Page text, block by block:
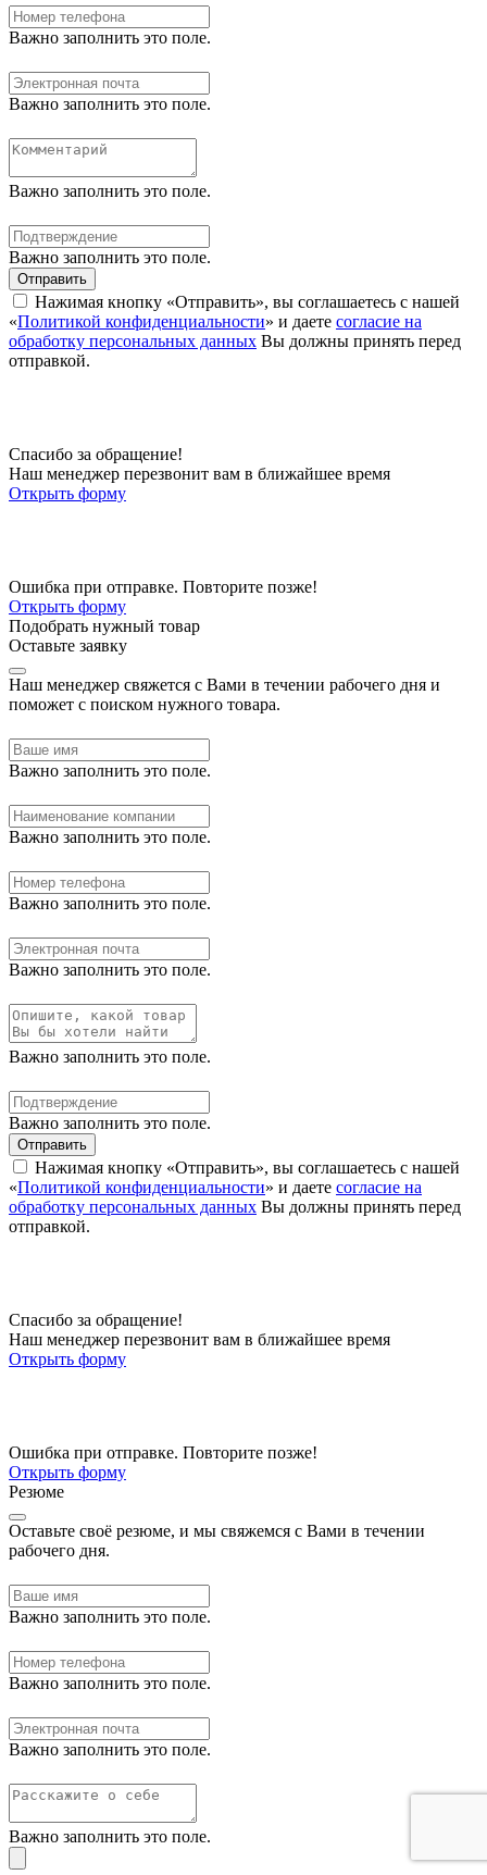
Важно заполнить это поле.
Важно заполнить это поле.
Важно заполнить это поле.
Важно заполнить это поле.
Отправить
Нажимая кнопку «Отправить», вы соглашаетесь с нашей
«Политикой конфиденциальности» и даете согласие на
обработку персональных данных Вы должны принять перед
отправкой.
Спасибо за обращение!
Наш менеджер перезвонит вам в ближайшее время
Открыть форму
Ошибка при отправке. Повторите позже!
Открыть форму
Подобрать нужный товар
Оставьте заявку
Наш менеджер свяжется с Вами в течении рабочего дня и
поможет с поиском нужного товара.
Важно заполнить это поле.
Важно заполнить это поле.
Важно заполнить это поле.
Важно заполнить это поле.
Важно заполнить это поле.
Важно заполнить это поле.
Отправить
Нажимая кнопку «Отправить», вы соглашаетесь с нашей
«Политикой конфиденциальности» и даете согласие на
обработку персональных данных Вы должны принять перед
отправкой.
Спасибо за обращение!
Наш менеджер перезвонит вам в ближайшее время
Открыть форму
Ошибка при отправке. Повторите позже!
Открыть форму
Резюме
Оставьте своё резюме, и мы свяжемся с Вами в течении
рабочего дня.
Важно заполнить это поле.
Важно заполнить это поле.
Важно заполнить это поле.
Важно заполнить это поле.